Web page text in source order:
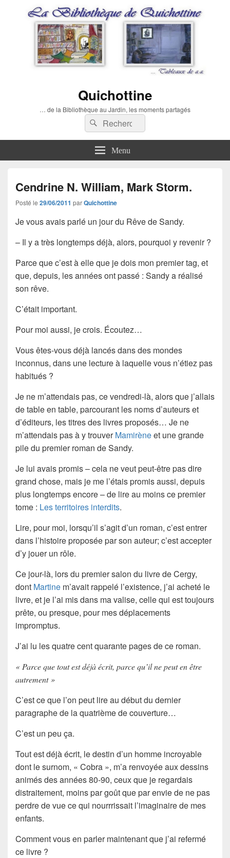
Quichottine
… de la Bibliothèque au Jardin, les moments partagés
Recherche :
Rechercher
Menu
Cendrine N. William, Mark Storm.
Posté le 29/06/2011 parQuichottine
Je vous avais parlé un jour du Rêve de Sandy.
– Il y a très longtemps déjà, alors, pourquoi y revenir ?
Parce que c’est à elle que je dois mon premier tag, et
que, depuis, les années ont passé : Sandy a réalisé
son rêve.
C’était important.
Pour moi aussi, je crois. Écoutez…
Vous êtes-vous déjà lancés dans des mondes
inconnus, dans une lecture à laquelle vous n’étiez pas
habitués ?
Je ne m’attendais pas, ce vendredi-là, alors que j’allais
de table en table, parcourant les noms d’auteurs et
d’éditeurs, les titres des livres proposés… Je ne
m’attendais pas à y trouverMamirèneet une grande
pile du premier roman de Sandy.
Je lui avais promis – cela ne veut peut-être pas dire
grand chose, mais je me l’étais promis aussi, depuis
plus longtemps encore – de lire au moins ce premier
tome : Les territoires interdits.
Lire, pour moi, lorsqu’il s’agit d’un roman, c’est entrer
dans l’histoire proposée par son auteur; c’est accepter
d’y jouer un rôle.
Ce jour-là, lors du premier salon du livre de Cergy,
dont Martine m’avait rappelé l’existence, j’ai acheté le
livre, et je l’ai mis dans ma valise, celle qui est toujours
prête, ou presque, pour mes déplacements
impromptus.
J’ai lu les quatre cent quarante pages de ce roman.
« Parce que tout est déjà écrit, parce qu’il ne peut en être
autrement »
C’est ce que l’on peut lire au début du dernier
paragraphe de la quatrième de couverture…
C’est un peu ça.
Tout est déjà écrit, le destin d’un homme incroyable
dont le surnom, « Cobra », m’a renvoyée aux dessins
animés des années 80-90, ceux que je regardais
distraitement, moins par goût que par envie de ne pas
perdre de vue ce qui nourrrissait l’imaginaire de mes
enfants.
Comment vous en parler maintenant que j’ai refermé
ce livre ?